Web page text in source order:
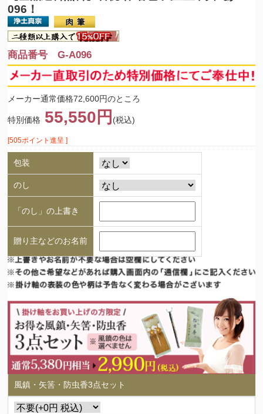
096！
商品番号 G-A096
メーカー通常価格72,600円のところ
特別価格 55,550円 (税込)
[505ポイント進呈 ]
包装
のし
「のし」の上書き
贈り主などのお名前
風鎮・矢筈・防虫香3点セット